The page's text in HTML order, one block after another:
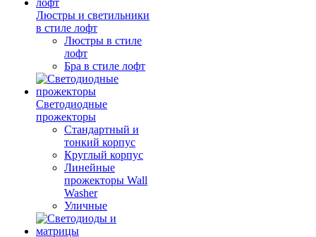
Люстры и светильники
в стиле лофт
Люстры в стиле
лофт
Бра в стиле лофт
Светодиодные
прожекторы
Стандартный и
тонкий корпус
Круглый корпус
Линейные
прожекторы Wall
Washer
Уличные